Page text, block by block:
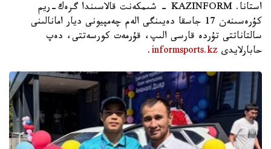
استانا. KAZINFORM - شىمكەنت قالاسىندا گرەك-ريم
كۇرەسىنەن 17 جاسقا دەيىنگى الەم چەمپيونى ديار امانالىنى
سالتاناتتى تۇردە قارسى الىپ، قۇرمەت كورسەتتى، دەپ
حابارلايدى informsports.kz
.